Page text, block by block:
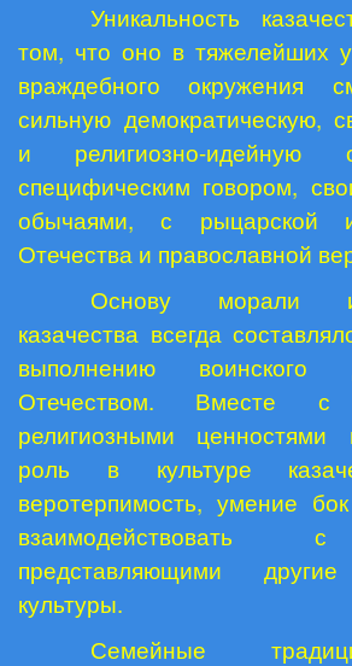
Уникальность
том, что оно в тяжелейших
враждебного окружения
сильную демократическую,
и религиозно-идейную
специфическим говором,
обычаями, с рыцарской
Отечества и православной
Основу морали
казачества всегда
выполнению воинского
Отечеством. Вместе с
религиозными
роль в культуре
веротерпимость, умение
взаимодействовать
представляющими
культуры.
Семейные